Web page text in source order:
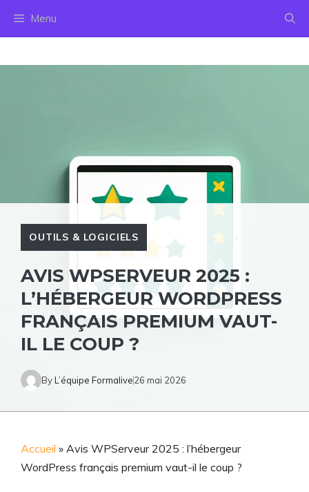
Menu
OUTILS & LOGICIELS
AVIS WPSERVEUR 2025 :
L’HÉBERGEUR WORDPRESS
FRANÇAIS PREMIUM VAUT-
IL LE COUP ?
ByL’équipe Formalive26 mai 2026
Accueil » Avis WPServeur 2025 : l’hébergeur
WordPress français premium vaut-il le coup ?